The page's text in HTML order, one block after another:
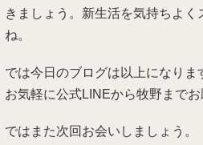
きましょう。新生活を気持ちよ
ね。
では今日のブログは以上になり
お気軽に公式LINEから牧野までお
ではまた次回お会いしましょう。